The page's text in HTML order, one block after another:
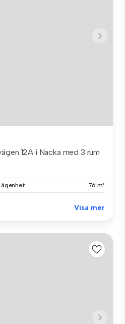
12A i Nacka med 3 rum
76 m²
Visa mer